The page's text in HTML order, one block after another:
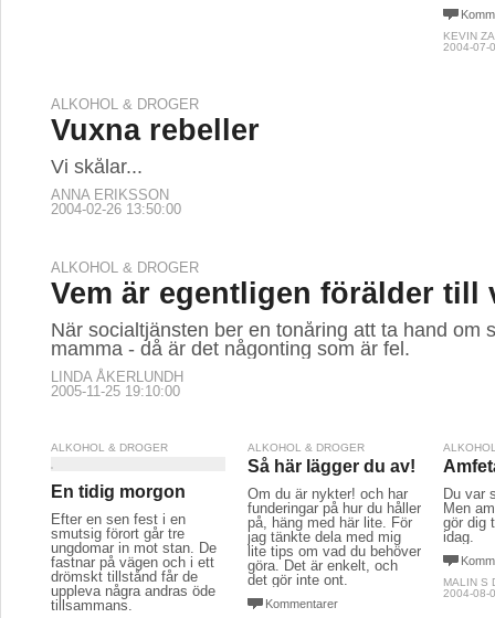
KEVIN
2004-07-
ALKOHOL & DROGER
Vuxna rebeller
Vi skålar...
ANNA ERIKSSON
2004-02-26 13:50:00
ALKOHOL & DROGER
Vem är egentligen förälder till
När socialtjänsten ber en tonåring att ta hand om
mamma - då är det någonting som är fel.
LINDA ÅKERLUNDH
2005-11-25 19:10:00
ALKOHOL & DROGER
En tidig morgon
Efter en sen fest i en
smutsig förort går tre
ungdomar in mot stan. De
fastnar på vägen och i ett
drömskt tillstånd får de
uppleva några andras öde
tillsammans.
ALKOHOL & DROGER
Så här lägger du av!
Om du är nykter! och har
funderingar på hur du håller
på, häng med här lite. För
jag tänkte dela med mig
lite tips om vad du behöver
göra. Det är enkelt, och
det gör inte ont.
Kommentarer
Du var
Men
gör dig
idag.
MALIN S
2004-08-